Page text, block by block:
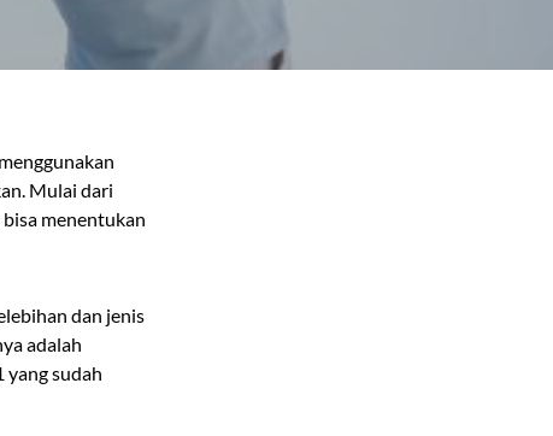
Mulai dari
menentukan
dan jenis
adalah
yang sudah